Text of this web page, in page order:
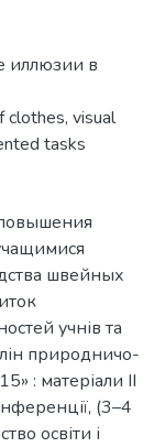
иллюзии в
clothes, visual
tasks
швейных
учнів та
природничо-
: матеріали ІІ
(3–4
освіти і